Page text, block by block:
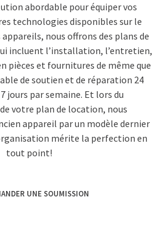
abordable pour équiper vos
technologies disponibles sur le
nous offrons des plans de
incluent l’installation, l’entretien,
pièces et fournitures de même que
de soutien et de réparation 24
jours par semaine. Et lors du
votre plan de location, nous
appareil par un modèle dernier
mérite la perfection en
tout point!
UNE SOUMISSION